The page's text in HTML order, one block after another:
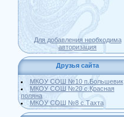
Для добавления необходима
авторизация
Друзья сайта
МКОУ СОШ №10 п.Большевик
МКОУ СОШ №20 с.Красная
поляна
МКОУ СОШ №8 с.Тахта